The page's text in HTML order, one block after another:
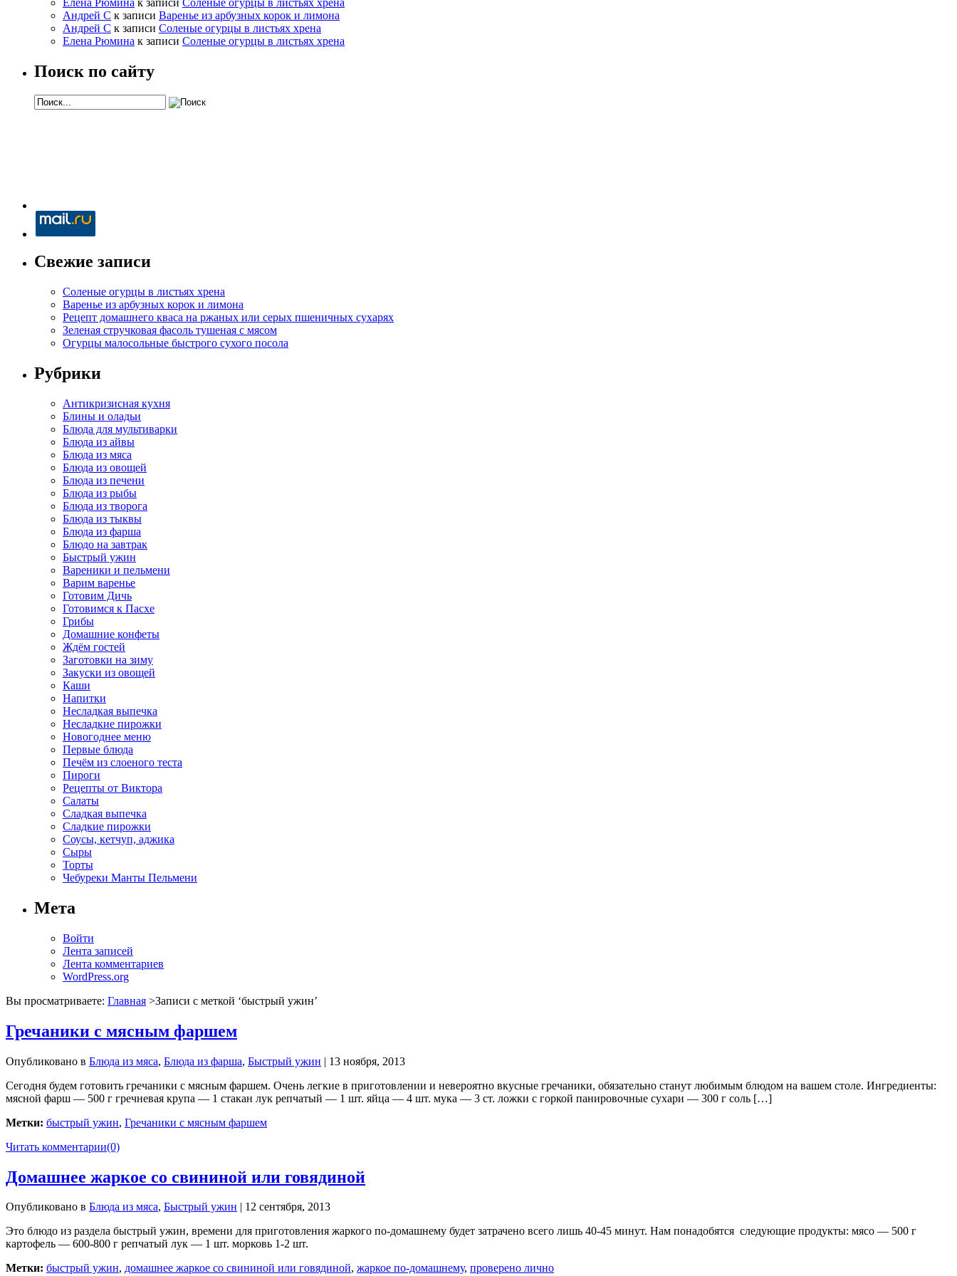
Андрей С к записи Варенье из арбузных корок и лимона
Андрей С к записи Соленые огурцы в листьях хрена
Елена Рюмина к записи Соленые огурцы в листьях хрена
Поиск по сайту
Свежие записи
Соленые огурцы в листьях хрена
Варенье из арбузных корок и лимона
Рецепт домашнего кваса на ржаных или серых пшеничных сухарях
Зеленая стручковая фасоль тушеная с мясом
Огурцы малосольные быстрого сухого посола
Рубрики
Антикризисная кухня
Блины и оладьи
Блюда для мультиварки
Блюда из айвы
Блюда из мяса
Блюда из овощей
Блюда из печени
Блюда из рыбы
Блюда из творога
Блюда из тыквы
Блюда из фарша
Блюдо на завтрак
Быстрый ужин
Вареники и пельмени
Варим варенье
Готовим Дичь
Готовимся к Пасхе
Грибы
Домашние конфеты
Ждём гостей
Заготовки на зиму
Закуски из овощей
Каши
Напитки
Несладкая выпечка
Несладкие пирожки
Новогоднее меню
Первые блюда
Печём из слоеного теста
Пироги
Рецепты от Виктора
Салаты
Сладкая выпечка
Сладкие пирожки
Соусы, кетчуп, аджика
Сыры
Торты
Чебуреки Манты Пельмени
Мета
Войти
Лента записей
Лента комментариев
WordPress.org
Вы просматриваете: Главная >Записи с меткой ‘быстрый ужин’
Гречаники с мясным фаршем
Опубликовано в Блюда из мяса, Блюда из фарша, Быстрый ужин | 13 ноября, 2013
Сегодня будем готовить гречаники с мясным фаршем. Очень легкие в приготовлении и невероятно вкусные гречаники, обязательно станут любимым блюдом на вашем столе. Ингредиенты:
мясной фарш — 500 г гречневая крупа — 1 стакан лук репчатый — 1 шт. яйца — 4 шт. мука — 3 ст. ложки с горкой панировочные сухари — 300 г соль […]
Метки: быстрый ужин, Гречаники с мясным фаршем
Читать комментарии(0)
Домашнее жаркое со свининой или говядиной
Опубликовано в Блюда из мяса, Быстрый ужин | 12 сентября, 2013
Это блюдо из раздела быстрый ужин, времени для приготовления жаркого по-домашнему будет затрачено всего лишь 40-45 минут. Нам понадобятся следующие продукты: мясо — 500 г
картофель — 600-800 г репчатый лук — 1 шт. морковь 1-2 шт.
Метки: быстрый ужин, домашнее жаркое со свининой или говядиной, жаркое по-домашнему, проверено лично